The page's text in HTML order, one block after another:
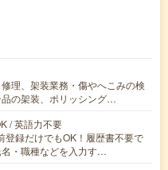
理、架装業務・傷やへこみの検
の架装、ポリッシング…
/ 英語力不要
録だけでもOK！履歴書不要で
・職種などを入力す…